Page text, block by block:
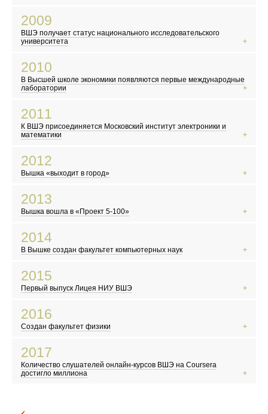
Первый запуск Большого адронного коллайдера
Сомалийские пираты заявляют о себе
2009
ВШЭ получает статус национального исследовательского
университета
В Москве закрыли Черкизовский рынок
Конкурс «Евровидение» впервые прошел в Москве
2010
В Высшей школе экономики появляются первые международные
лаборатории
В России становится заметным волонтерское движение
Выходит первый сезон сериала «Шерлок»
2011
К ВШЭ присоединяется Московский институт электроники и
математики
Волна протестов и восстаний в арабском мире
Вышел сериал «Игра престолов»
2012
Вышка «выходит в город»
Территория Москвы официально увеличилась в 2,5 раза
«Gangnam Style» стал самым популярным видео на YouTube
2013
Вышка вошла в «Проект 5-100»
В Челябинской области упал метеорит
Вышли Dota 2 и GTA V
2014
В Вышке создан факультет компьютерных наук
Крым вошел в состав России
В России взят курс на импортозамещение
2015
Первый выпуск Лицея НИУ ВШЭ
литературе
В Европу хлынул поток беженцев
2016
Создан факультет физики
Референдум о выходе Великобритании из Евросоюза
Компьютер обыграл человека в игру го
2017
Количество слушателей онлайн-курсов ВШЭ на Coursera
достигло миллиона